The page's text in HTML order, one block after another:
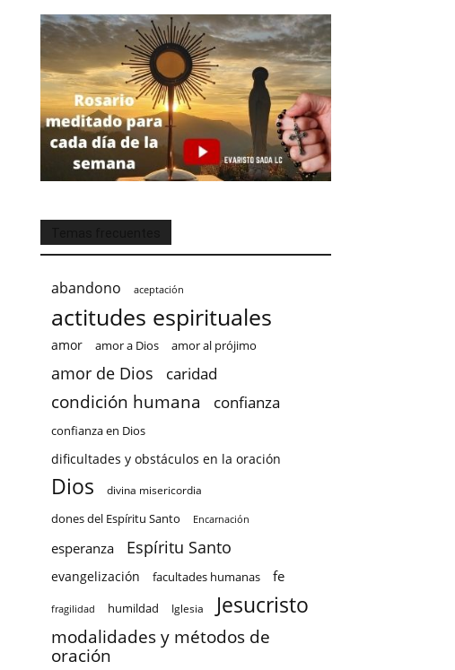
abandono aceptación
actitudes espirituales
amor amor a Dios amor al prójimo
amor de Dios caridad
condición humana confianza
confianza en Dios
dificultades y obstáculos en la oración
Dios divina misericordia
dones del Espíritu Santo Encarnación
esperanza Espíritu Santo
evangelización facultades humanas fe
fragilidad humildad Iglesia Jesucristo
modalidades y métodos de
oración